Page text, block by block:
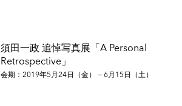
須田一政 追悼写真展「A Personal
Retrospective」
会期：2019年5月24日（金） — 6月15日（土）